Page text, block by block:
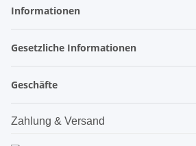
Informationen
Gesetzliche Informationen
Geschäfte
Zahlung & Versand